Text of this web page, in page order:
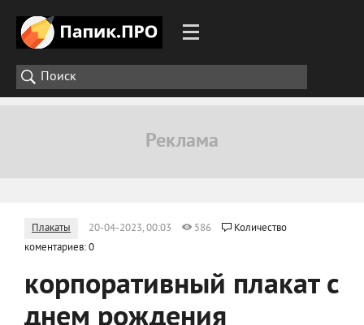
Плакаты 20-04-2023, 00:03 586
Количество
коментариев: 0
корпоративный плакат с